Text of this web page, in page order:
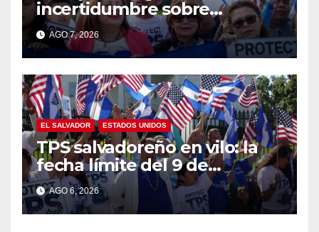
incertidumbre sobre
permisos de trabajo de
salvadoreños con TPS
AGO 7, 2026
EL SALVADOR ESTADOS UNIDOS
TPS salvadoreño en vilo: la
fecha límite del 9 de
septiembre se acerca sin
respuesta de Washington
AGO 6, 2026